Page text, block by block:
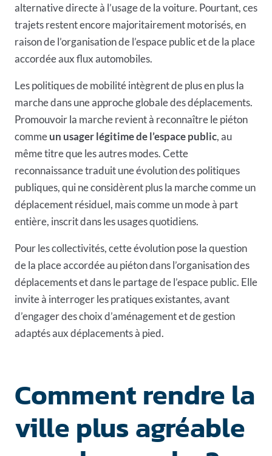
alternative directe à l’usage de la voiture. Pourtant, ces
trajets restent encore majoritairement motorisés, en
raison de l’organisation de l’espace public et de la place
accordée auxflux automobiles.
Les politiques de mobilité intègrent de plus en plus la
marche dans une approche globale des déplacements.
Promouvoir la marche revient à reconnaître le piéton
commeun usager légitime de l’espace public, au
même titre que les autres modes. Cette
reconnaissance traduit une évolution des politiques
publiques, qui ne considèrent plus la marche comme un
déplacement résiduel, mais comme un mode à part
entière, inscrit dans les usages quotidiens.
Pour les collectivités, cette évolution pose la question
de la place accordée au piéton dans l’organisation des
déplacements et dans le partage de l’espace public. Elle
invite à interroger les pratiques existantes, avant
d’engager des choix d’aménagement et de gestion
adaptés aux déplacements à pied.
Comment rendre la
ville plus agréable